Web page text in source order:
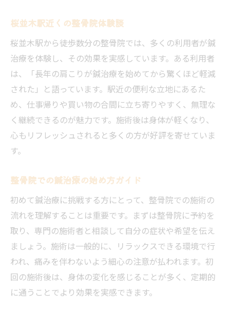
桜並木駅近くの整骨院体験談
桜並木駅から徒歩数分の整骨院では、多くの利用者が鍼
治療を体験し、その効果を実感しています。ある利用者
は、「長年の肩こりが鍼治療を始めてから驚くほど軽減
された」と語っています。駅近の便利な立地にあるた
め、仕事帰りや買い物の合間に立ち寄りやすく、無理な
く継続できるのが魅力です。施術後は身体が軽くなり、
心もリフレッシュされると多くの方が好評を寄せていま
す。
整骨院での鍼治療の始め方ガイド
初めて鍼治療に挑戦する方にとって、整骨院での施術の
流れを理解することは重要です。まずは整骨院に予約を
取り、専門の施術者と相談して自分の症状や希望を伝え
ましょう。施術は一般的に、リラックスできる環境で行
われ、痛みを伴わないよう細心の注意が払われます。初
回の施術後は、身体の変化を感じることが多く、定期的
に通うことでより効果を実感できます。